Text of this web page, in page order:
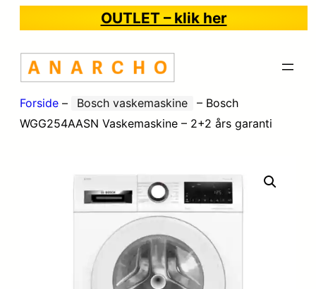
OUTLET – klik her
Forside – Bosch vaskemaskine – Bosch
WGG254AASN Vaskemaskine – 2+2 års garanti